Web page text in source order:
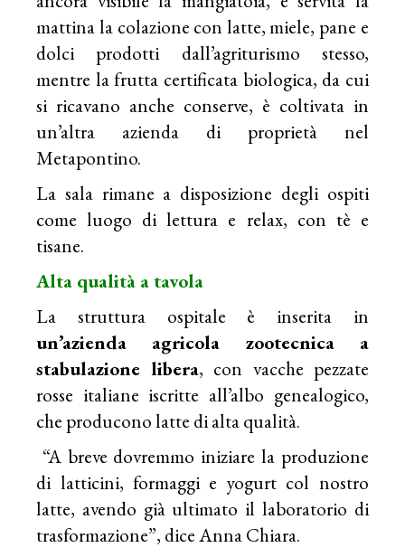
mattina la colazione con latte, miele, pane e
dolci prodotti dall’agriturismo stesso,
mentre la frutta certificata biologica, da cui
si ricavano anche conserve, è coltivata in
un’altra azienda di proprietà nel
Metapontino.
La sala rimane a disposizione degli ospiti
come luogo di lettura e relax, con tè e
tisane.
Alta qualità a tavola
La struttura ospitale è inserita in
un’azienda agricola zootecnica a
stabulazione libera, con vacche pezzate
rosse italiane iscritte all’albo genealogico,
che producono latte di alta qualità.
“A breve dovremmo iniziare la produzione
di latticini, formaggi e yogurt col nostro
latte, avendo già ultimato il laboratorio di
trasformazione”, dice Anna Chiara.